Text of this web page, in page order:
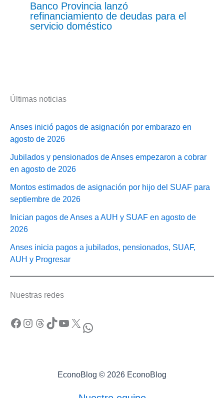
Banco Provincia lanzó
refinanciamiento de deudas para el
servicio doméstico
Últimas noticias
Anses inició pagos de asignación por embarazo en
agosto de 2026
Jubilados y pensionados de Anses empezaron a cobrar
en agosto de 2026
Montos estimados de asignación por hijo del SUAF para
septiembre de 2026
Inician pagos de Anses a AUH y SUAF en agosto de
2026
Anses inicia pagos a jubilados, pensionados, SUAF,
AUH y Progresar
Nuestras redes
Facebook Instagram Threads TikTok YouTube X WhatsApp
EconoBlog © 2026 EconoBlog